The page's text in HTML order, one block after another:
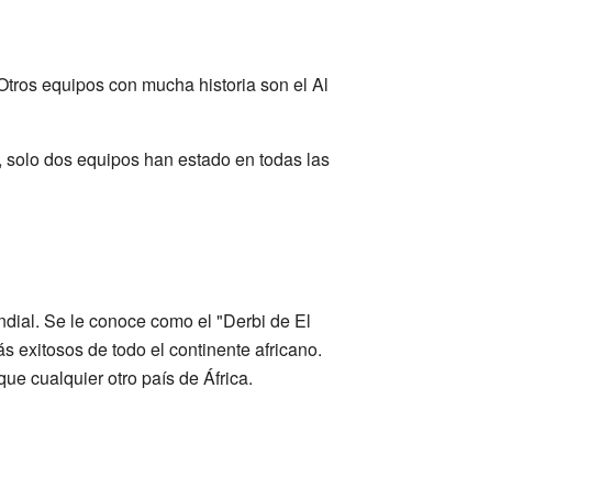
equipos con mucha historia son el Al
dos equipos han estado en todas las
Se le conoce como el "Derbi de El
exitosos de todo el continente africano.
cualquier otro país de África.